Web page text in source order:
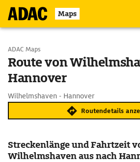
Maps
Start wählen
Ziel eingeben
ADAC Maps
Route von
Hannover
Wilhelmshaven - Hannover
Routendetails
Streckenlänge und Fahrtzeit
Wilhelmshaven aus nach